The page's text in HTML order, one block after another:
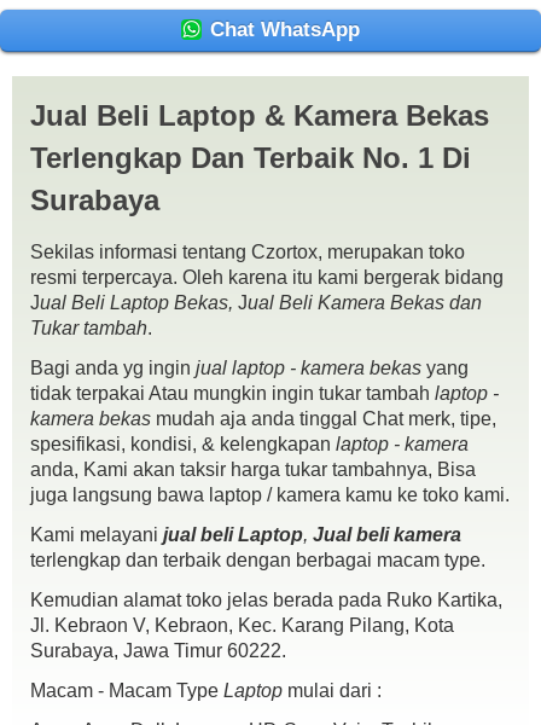
Chat WhatsApp
Spesifikasi :
EXPEED 3 Image Processor.
No Optical Low-Pass Filter.
3.2″ 1,229k-Dot LCD Monitor.
Full HD 1080i Video Recording at 60 fps.
Multi-CAM 3500DX 51-Point AF Sensor.
Native ISO 6400, Extended to ISO 25600.
6 fps Shooting for 100 Shots.
fisik mulus 97% / mesin normal semua., / Karet masih kenceng no
Melar., / SC Rendah 6.xxx
Kelengkapan: unit / batre / cas / dosbook
Jual Beli Laptop & Kamera Bekas
Terlengkap Dan Terbaik No. 1 Di
Surabaya
Sekilas informasi tentang Czortox, merupakan toko
resmi terpercaya. Oleh karena itu kami bergerak bidang
Jual Beli Laptop Bekas, Jual Beli Kamera Bekas dan
Tukar tambah.
Bagi anda yg ingin jual laptop - kamera bekas yang
tidak terpakai Atau mungkin ingin tukar tambah laptop -
kamera bekas mudah aja anda tinggal Chat merk, tipe,
spesifikasi, kondisi, & kelengkapan laptop - kamera
anda, Kami akan taksir harga tukar tambahnya, Bisa
juga langsung bawa laptop / kamera kamu ke toko kami.
Kami melayani jual beli Laptop, Jual beli kamera
terlengkap dan terbaik dengan berbagai macam type.
Kemudian alamat toko jelas berada pada Ruko Kartika,
Jl. Kebraon V, Kebraon, Kec. Karang Pilang, Kota
Surabaya, Jawa Timur 60222.
Macam - Macam Type Laptop mulai dari :